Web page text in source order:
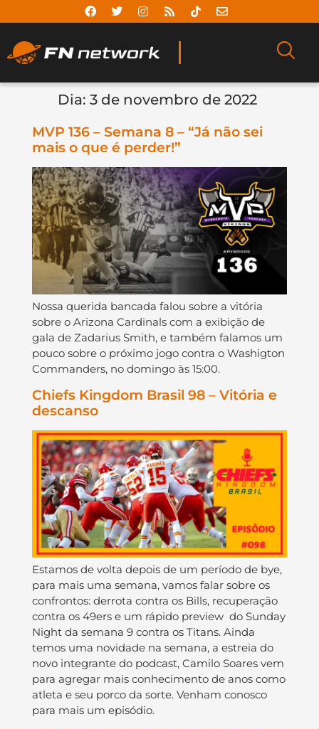
Dia: 3 de novembro de 2022
MVP 136 – Semana 8 – “Já não sei
mais o que é perder!”
Nossa querida bancada falou sobre a vitória
sobre o Arizona Cardinals com a exibição de
gala de Zadarius Smith, e também falamos um
pouco sobre o próximo jogo contra o Washigton
Commanders, no domingo às 15:00.
Chiefs Kingdom Brasil 98 – Vitória e
descanso
Estamos de volta depois de um período de bye,
para mais uma semana, vamos falar sobre os
confrontos: derrota contra os Bills, recuperação
contra os 49ers e um rápido preview do Sunday
Night da semana 9 contra os Titans. Ainda
temos uma novidade na semana, a estreia do
novo integrante do podcast, Camilo Soares vem
para agregar mais conhecimento de anos como
atleta e seu porco da sorte. Venham conosco
para mais um episódio.